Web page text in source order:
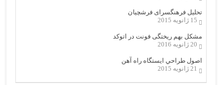
تحلیل فرهنگسرای فرشچیان
15 ژانویه 2015
مشکل بهم ریختگی فونت در اتوکد
20 ژانویه 2016
اصول طراحي ایستگاه راه آهن
21 ژانویه 2015